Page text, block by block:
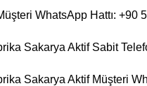
WhatsApp Hattı: +90
Sakarya Aktif Sabit
Sakarya Aktif Müşteri